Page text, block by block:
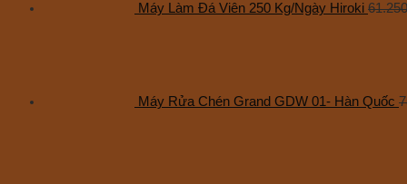
Máy Làm Đá Viên 250 Kg/Ngày Hiroki
Máy Rửa Chén Grand GDW 01- Hàn Quốc